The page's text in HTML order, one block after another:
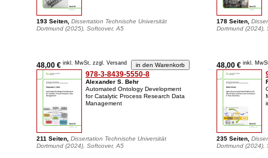
193 Seiten, Dissertation Technische Universität
Dortmund (2025), Softcover, A5
48,00 € inkl. MwSt, zzgl. Versand
978-3-8439-5550-8
Alexander S. Behr
Automated Ontology Development
for Catalytic Process Research Data
Management
211 Seiten, Dissertation Technische Universität
Dortmund (2024), Softcover, A5
178 Seiten,
Dortmund (2024),
48,00 € inkl.
235 Seiten,
Dortmund (2024),